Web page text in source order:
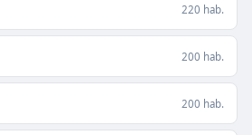
220 hab.
200 hab.
200 hab.